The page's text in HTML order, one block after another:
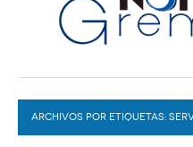
LAGUNA
TORREÓN
GÓMEZ PALACIO
LERDO
COAHUILA
DURANGO
DEPORTES
ARCHIVOS POR ETIQUETAS: